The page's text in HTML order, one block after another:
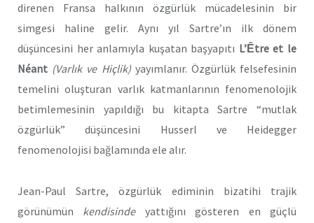
direnen Fransa halkının özgürlük mücadelesinin bir
simgesi haline gelir. Aynı yıl Sartre’ın ilk dönem
düşüncesini her anlamıyla kuşatan başyapıtı L’Ȇtre et le
Néant (Varlık ve Hiçlik) yayımlanır. Özgürlük felsefesinin
temelini oluşturan varlık katmanlarının fenomenolojik
betimlemesinin yapıldığı bu kitapta Sartre “mutlak
özgürlük” düşüncesini Husserl ve Heidegger
fenomenolojisi bağlamında ele alır.
Jean-Paul Sartre, özgürlük ediminin bizatihi trajik
görünümün kendisindeyattığını gösteren en güçlü